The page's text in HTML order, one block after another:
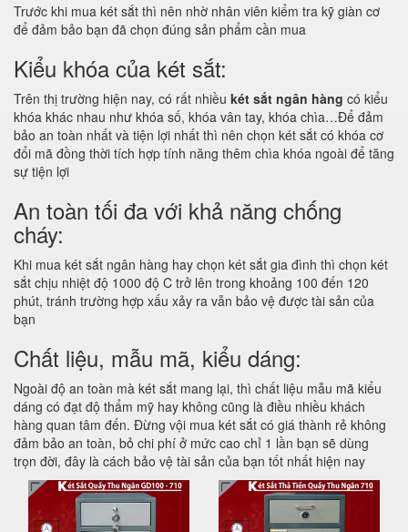
Trước khi mua két sắt thì nên nhờ nhân viên kiểm tra kỹ giàn cơ
để đảm bảo bạn đã chọn đúng sản phẩm cần mua
Kiểu khóa của két sắt:
Trên thị trường hiện nay, có rất nhiều két sắt ngân hàng có kiểu
khóa khác nhau như khóa số, khóa vân tay, khóa chìa…Để đảm
bảo an toàn nhất và tiện lợi nhất thì nên chọn két sắt có khóa cơ
đổi mã đồng thời tích hợp tính năng thêm chìa khóa ngoài để tăng
sự tiện lợi
An toàn tối đa với khả năng chống
cháy:
Khi mua két sắt ngân hàng hay chọn két sắt gia đình thì chọn két
sắt chịu nhiệt độ 1000 độ C trở lên trong khoảng 100 đến 120
phút, tránh trường hợp xấu xảy ra vẫn bảo vệ được tài sản của
bạn
Chất liệu, mẫu mã, kiểu dáng:
Ngoài độ an toàn mà két sắt mang lại, thì chất liệu mẫu mã kiểu
dáng có đạt độ thẩm mỹ hay không cũng là điều nhiều khách
hàng quan tâm đến. Đừng vội mua két sắt có giá thành rẻ không
đảm bảo an toàn, bỏ chi phí ở mức cao chỉ 1 lần bạn sẽ dùng
trọn đời, đây là cách bảo vệ tài sản của bạn tốt nhất hiện nay